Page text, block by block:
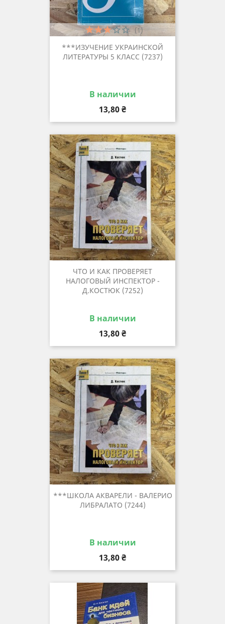
***ИЗУЧЕНИЕ УКРАИНСКОЙ
ЛИТЕРАТУРЫ 5 КЛАСС (7237)
В наличии
Цена
13,80 ₴
(1)
ЧТО И КАК ПРОВЕРЯЕТ
НАЛОГОВЫЙ ИНСПЕКТОР -
Д.КОСТЮК (7252)
В наличии
Цена
13,80 ₴
***ШКОЛА АКВАРЕЛИ - ВАЛЕРИО
ЛИБРАЛАТО (7244)
В наличии
Цена
13,80 ₴